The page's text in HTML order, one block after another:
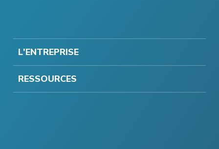
L'ENTREPRISE
RESSOURCES